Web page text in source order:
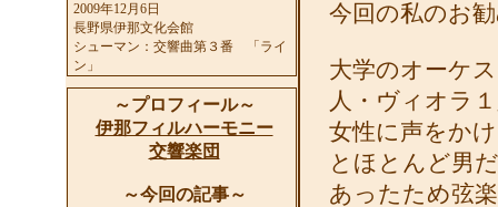
2009年12月6日
長野県伊那文化会館
シューマン：交響曲第３番 「ライ
ン」
～プロフィール～
伊那フィルハーモニー
交響楽団
～今回の記事～
今回の私のお
大学のオーケ
人・ヴィオラ
女性に声をか
とほとんど男
あったため弦